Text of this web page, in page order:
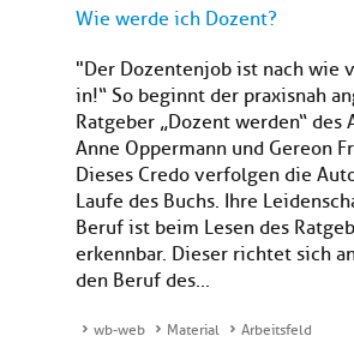
Wie werde ich Dozent?
"Der Dozentenjob ist nach wie
in!“ So beginnt der praxisnah
Ratgeber „Dozent werden“ des
Anne Oppermann und Gereon
Dieses Credo verfolgen die
Laufe des Buchs. Ihre
Beruf ist beim Lesen des
erkennbar. Dieser richtet sich
den Beruf des...
wb-web Material
Arbeitsfeld